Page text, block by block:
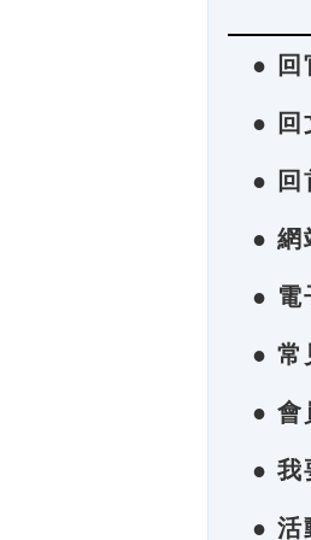
● 回
● 回
● 回
● 網
● 電
● 常
● 會
● 我
● 活